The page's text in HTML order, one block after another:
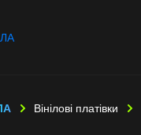
Вінілові платівки